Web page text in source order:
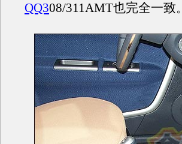
QQ308/311AMT也完全一致。